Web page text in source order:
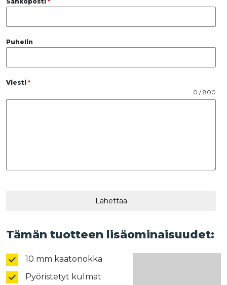
Puhelin
Viesti *
0 / 800
Lähettää
Tämän tuotteen lisäominaisuudet:
10 mm kaatonokka
Pyöristetyt kulmat